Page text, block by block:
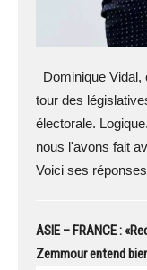
Dominique
tour des
électorale.
nous l'avons fait
Voici ses
ASIE – FRANCE :
Zemmour entend